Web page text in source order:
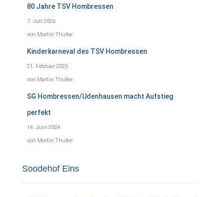
80 Jahre TSV Hombressen
7. Juli 2026
von Martin Thulke
Kinderkarneval des TSV Hombressen
21. Februar 2025
von Martin Thulke
SG Hombressen/Udenhausen macht Aufstieg
perfekt
14. Juni 2024
von Martin Thulke
Soodehof Eins